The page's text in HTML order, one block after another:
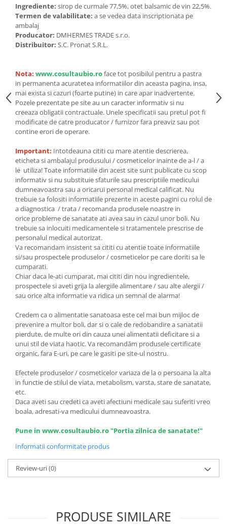
Mixuri, condimente si mirodenii
Mixuri
Condimente
Maioneza bio
Pesto Bio
Semipreparate
Specialitati si produse asiatice
Ingrediente: sirop de curmale 77,5%, otet balsamic de vin 22,5%.
Termen de valabilitate: a se vedea data inscriptionata pe
ambalaj
Producator: DMHERMES TRADE s.r.o.
Distribuitor: S.C. Pronat S.R.L.
Nota: www.cosultaubio.roface tot posibilul pentru a pastra
in permanenta acuratetea informatiilor din aceasta pagina, insa,
mai exista si cazuri (foarte putine) in care apar inadvertente.
Pozele prezentate pe site au un caracter informativ si nu
creeaza obligatii contractuale. Unele specificatii sau pretul pot fi
modificate de catre producator / furnizor fara preaviz sau pot
contine erori de operare.
Important: Intotdeauna cititi cu mare atentie descrierea,
eticheta si ambalajul produsului / cosmeticelor inainte de a-l / a
le utiliza! Toate informatiile din acest site sunt publicate cu scop
informativ si nu substituie sfaturile sau prescriptiile medicului
dumneavoastra sau a oricarui personal medical calificat. Nu
trebuie sa folositi informatiile prezente in aceste pagini cu rolul de
a diagnostica / trata / recomanda produsele noastre in
orice probleme de sanatate ati avea sau in cazul unor boli. Nu
trebuie sa inlocuiti medicamentele si tratamentele prescrise de
personalul medical autorizat.
Va recomandam insistent sa cititi cu atentie toate informatiile
si/sau prospectele produselor / cosmeticelor pe care doriti sa le
cumparati.
Chiar daca le-ati cumparat, mai cititi din nou ingredientele,
prospectele si aveti grija la alergiile alimentare / sau alte alergii /
sau orice alta informatie va ridica un semnal de alarma!
Credem ca o alimentatie sanatoasa este cel mai bun mijloc de
prevenire a multor boli, dar si o cale de redobandire a sanatatii
pierdute, de multe ori din cauza unei alimentatii deficitare si a
unui stil de viata haotic. Va recomandăm produsele certificate
organic, fara E-uri, pe care le gasiti pe site-ul nostru.
Efectele produselor / cosmeticelor variaza de la o persoana la alta
in functie de stilul de viata, metabolism, varsta, stare de sanatate,
etc.
Daca aveti sau credeti ca aveti afectiuni medicale sau suferiti vreo
boala, adresati-va medicului dumneavoastra.
Pune in www.cosultaubio.ro "Portia zilnica de sanatate!"
Informatii conformitate produs
Review-uri(0)
PRODUSE SIMILARE